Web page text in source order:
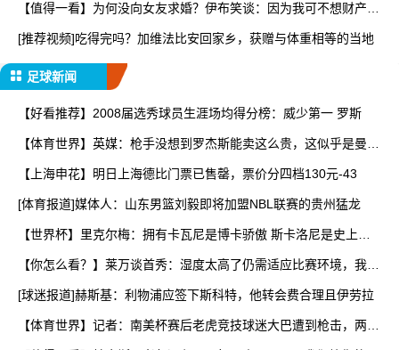
【值得一看】为何没向女友求婚？伊布笑谈：因为我可不想财产被
[推荐视频]吃得完吗？加维法比安回家乡，获赠与体重相等的当地
足球新闻
【好看推荐】2008届选秀球员生涯场均得分榜：威少第一 罗斯
【体育世界】英媒：枪手没想到罗杰斯能卖这么贵，这似乎是曼城
【上海申花】明日上海德比门票已售罄，票价分四档130元-43
[体育报道]媒体人：山东男篮刘毅即将加盟NBL联赛的贵州猛龙
【世界杯】里克尔梅：拥有卡瓦尼是博卡骄傲 斯卡洛尼是史上最
【你怎么看？】莱万谈首秀：湿度太高了仍需适应比赛环境，我还
[球迷报道]赫斯基：利物浦应签下斯科特，他转会费合理且伊劳拉
【体育世界】记者：南美杯赛后老虎竞技球迷大巴遭到枪击，两人